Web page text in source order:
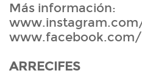
Más información:
ARRECIFES